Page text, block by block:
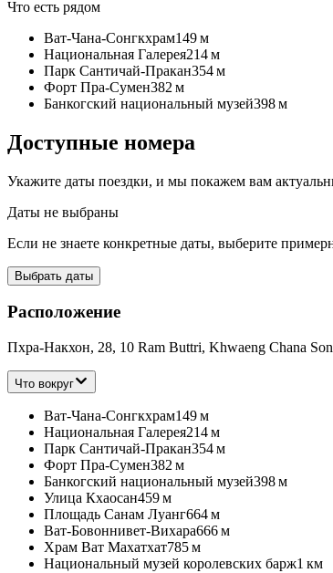
Что есть рядом
Ват-Чана-Сонгкхрам149 м
Национальная Галерея214 м
Парк Сантичай-Пракан354 м
Форт Пра-Сумен382 м
Банкогский национальный музей398 м
Доступные номера
Укажите даты поездки, и мы покажем вам
Даты не выбраны
Если не знаете конкретные даты, выберите
Выбрать даты
Расположение
Пхра-Накхон, 28, 10 Ram Buttri, Khwaeng Chana
Что вокруг
Ват-Чана-Сонгкхрам149 м
Национальная Галерея214 м
Парк Сантичай-Пракан354 м
Форт Пра-Сумен382 м
Банкогский национальный музей398 м
Улица Кхаосан459 м
Площадь Санам Луанг664 м
Ват-Бовоннивет-Вихара666 м
Храм Ват Махатхат785 м
Национальный музей королевских барж1 км